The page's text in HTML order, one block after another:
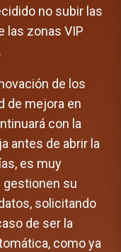
no subir las
las zonas VIP
de los
de mejora en
con la
antes de abrir la
es muy
gestionen su
solicitando
de ser la
como ya